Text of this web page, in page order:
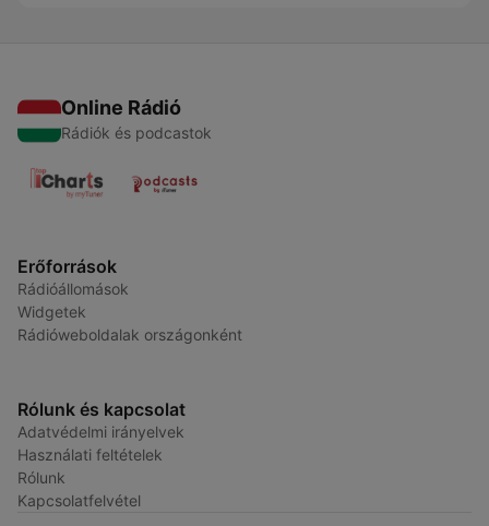
Online Rádió
Rádiók és podcastok
Erőforrások
Rádióállomások
Widgetek
Rádióweboldalak országonként
Rólunk és kapcsolat
Adatvédelmi irányelvek
Használati feltételek
Rólunk
Kapcsolatfelvétel